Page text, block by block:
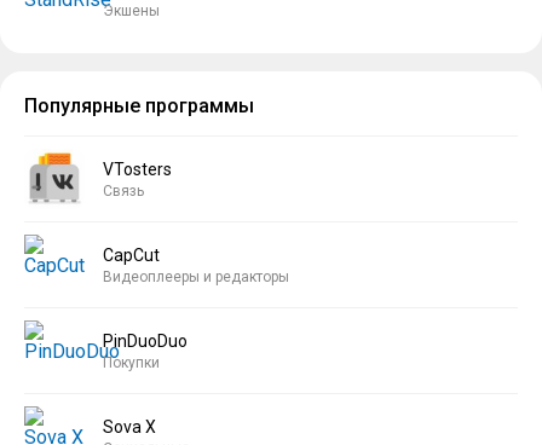
Экшены
Популярные программы
VTosters
Связь
CapCut
Видеоплееры и редакторы
PinDuoDuo
Покупки
Sova X